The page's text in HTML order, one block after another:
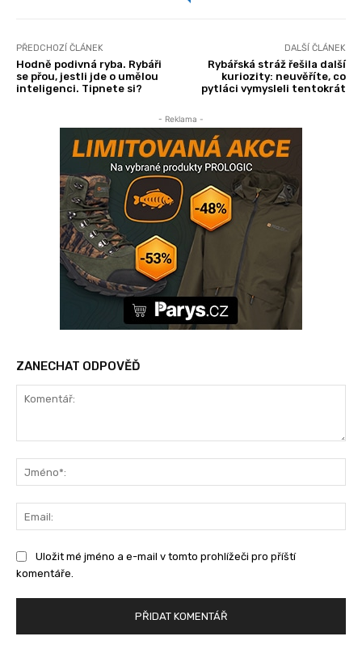
PŘEDCHOZÍ ČLÁNEK
Hodně podivná ryba. Rybáři
se přou, jestli jde o umělou
inteligenci. Tipnete si?
DALŠÍ ČLÁNEK
Rybářská stráž řešila další
kuriozity: neuvěříte, co
pytláci vymysleli tentokrát
- Reklama -
ZANECHAT ODPOVĚĎ
Uložit mé jméno a e-mail v tomto prohlížeči pro příští
komentáře.